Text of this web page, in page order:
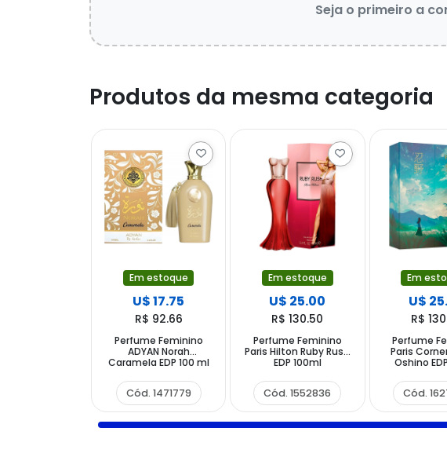
Seja o primeiro a
Produtos da mesma categoria
Em estoque
U$ 17.75
R$ 92.66
Perfume Feminino
ADYAN Norah
Caramela EDP 100 ml
Cód. 1471779
Em estoque
U$ 25.00
R$ 130.50
Perfume Feminino
Paris Hilton Ruby Rush
EDP 100ml
Cód. 1552836
Em
U$
R$
Perfume
Paris
Oshino
Cód.